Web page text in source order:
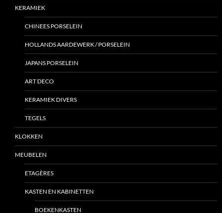
KERAMIEK
CHINEES PORSELEIN
HOLLANDS AARDEWERK / PORSELEIN
JAPANS PORSELEIN
ART DECO
KERAMIEK DIVERS
TEGELS
KLOKKEN
MEUBELEN
ETAGÈRES
KASTEN EN KABINETTEN
BOEKENKASTEN